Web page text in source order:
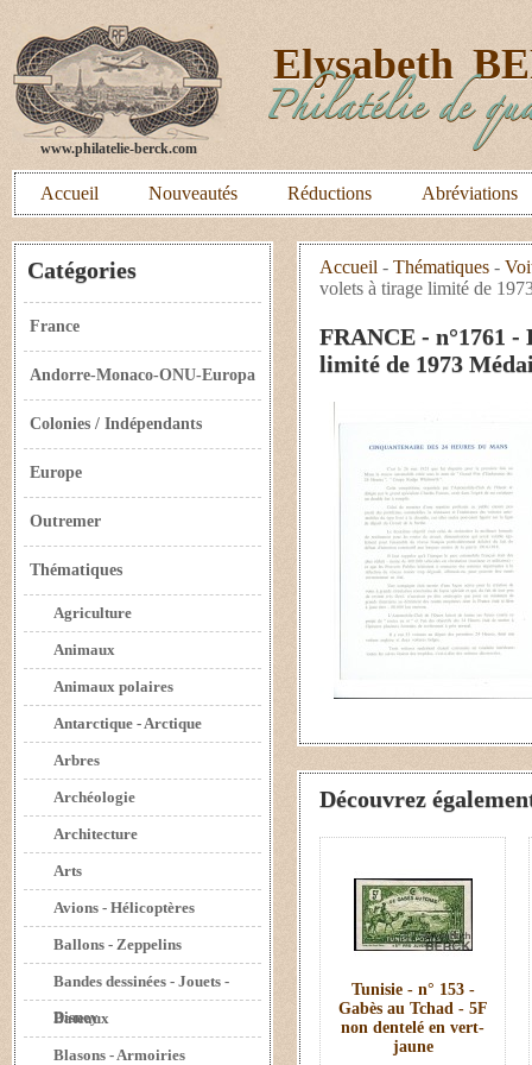
www.philatelie-berck.com
Elysabeth
Philatélie de
Accueil Nouveautés Réductions Abréviations
Catégories
France
Andorre-Monaco-ONU-Europa
Colonies / Indépendants
Europe
Outremer
Thématiques
Agriculture
Animaux
Animaux polaires
Antarctique - Arctique
Arbres
Archéologie
Architecture
Arts
Avions - Hélicoptères
Ballons - Zeppelins
Bandes dessinées - Jouets -
Disney
Bateaux
Blasons - Armoiries
Accueil - Thématiques -
volets à tirage limité de
FRANCE - n°1761 -
limité de 1973
Découvrez
Tunisie - n° 153 -
Gabès au Tchad - 5F
non dentelé en vert-
jaune